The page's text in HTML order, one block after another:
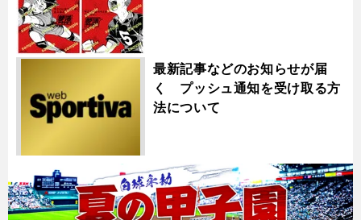
最新記事などのお知らせが届
く プッシュ通知を受け取る方
法について